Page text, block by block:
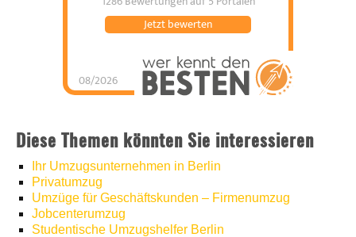
08/2026
Jetzt bewerten
Umzugshelfer Berlin
hat5von5 Sternen |
werkenntdenBESTEN.de
Diese Themen könnten Sie interessieren
Ihr Umzugsunternehmen in Berlin
Privatumzug
Umzüge für Geschäftskunden – Firmenumzug
Jobcenterumzug
Studentische Umzugshelfer Berlin